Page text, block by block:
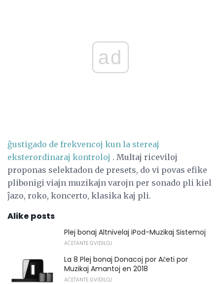
ad
ĝustigado de frekvencoj kun la stereaj
eksterordinaraj kontroloj . Multaj riceviloj
proponas selektadon de presets, do vi povas efike
plibonigi viajn muzikajn varojn per sonado pli kiel
ĵazo, roko, koncerto, klasika kaj pli.
Alike posts
Plej bonaj Altnivelaj iPod-Muzikaj Sistemoj
AĈETANTE GVIDILOJ
La 8 Plej bonaj Donacoj por Aĉeti por
Muzikaj Amantoj en 2018
AĈETANTE GVIDILOJ